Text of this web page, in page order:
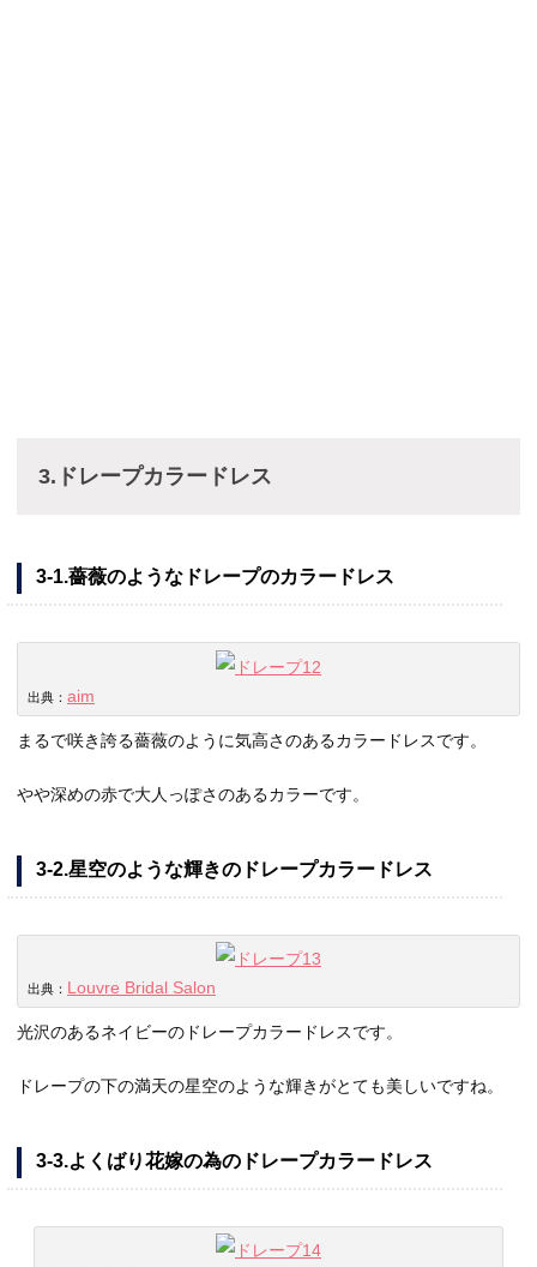
3.ドレープカラードレス
3-1.薔薇のようなドレープのカラードレス
出典： aim
まるで咲き誇る薔薇のように気高さのあるカラードレスです。
やや深めの赤で大人っぽさのあるカラーです。
3-2.星空のような輝きのドレープカラードレス
出典： Louvre Bridal Salon
光沢のあるネイビーのドレープカラードレスです。
ドレープの下の満天の星空のような輝きがとても美しいですね。
3-3.よくばり花嫁の為のドレープカラードレス